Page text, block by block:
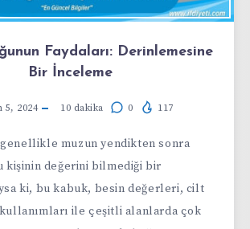
Faydaları: Derinlemesine
Bir İnceleme
2024 10 dakika 0 117
muzun yendikten sonra
kişinin değerini bilmediği bir
ki, bu kabuk, besin değerleri, cilt
kullanımları ile çeşitli alanlarda çok